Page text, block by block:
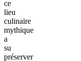
ce
lieu
culinaire
mythique
a
su
préserver